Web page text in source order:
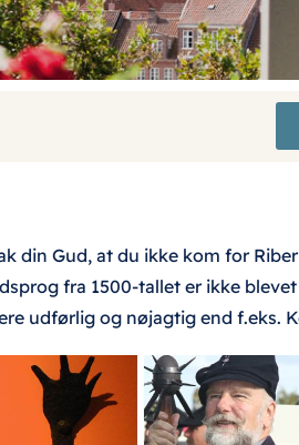
din Gud, at du ikke kom for
fra 1500-tallet er ikke
udførlig og nøjagtig end f.eks.